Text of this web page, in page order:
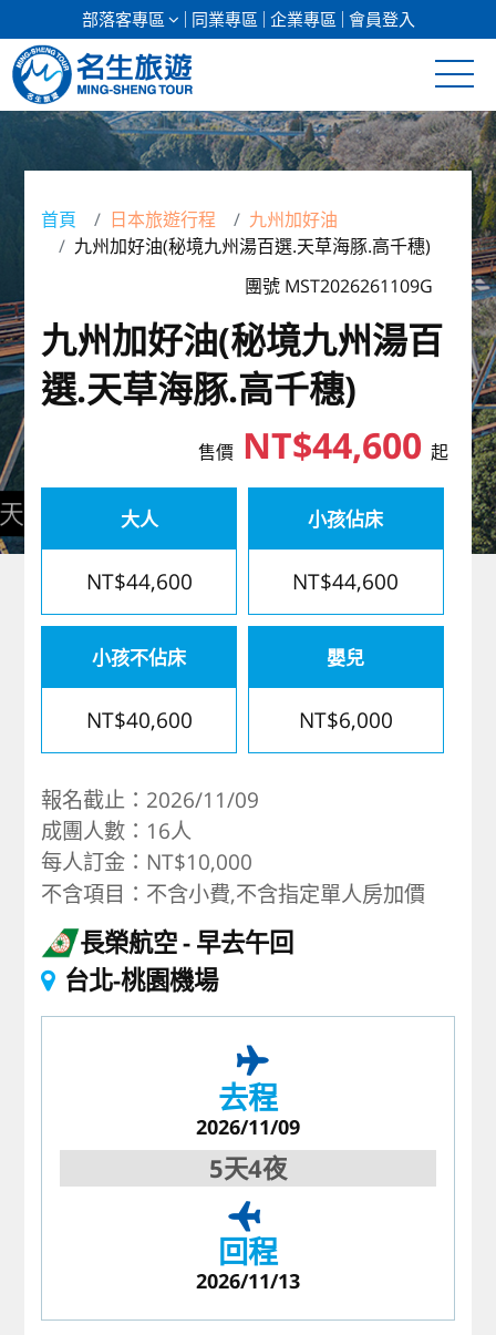
部落客專區 同業專區 企業專區 會員登入
清倉促銷
郵輪假期
海島假期
韓國
東南亞
歐洲
首頁 日本旅遊行程
九州加好油
九州加好油(秘境九州湯百選.天草海豚.高千穗)
團號 MST2026261109G
九州加好油(秘境九州湯百
選.天草海豚.高千穗)
售價NT$44,600 起
大人
NT$44,600
小孩佔床
NT$44,600
小孩不佔床
NT$40,600
嬰兒
NT$6,000
報名截止：2026/11/09
成團人數：16人
每人訂金：NT$10,000
不含項目：不含小費,不含指定單人房加價
長榮航空 早去午回
台北-桃園機場
去程
2026/11/09
5天4夜
回程
2026/11/13